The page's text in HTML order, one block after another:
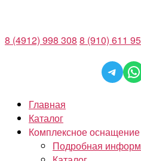
содержимому
8 (4912) 998 308 8 (910) 611
Главная
Каталог
Комплексное
Подробная